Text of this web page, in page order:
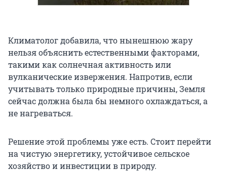
Климатолог добавила, что нынешнюю жару
нельзя объяснить естественными факторами,
такими как солнечная активность или
вулканические извержения. Напротив, если
учитывать только природные причины, Земля
сейчас должна была бы немного охлаждаться, а
не нагреваться.
Решение этой проблемы уже есть. Стоит перейти
на чистую энергетику, устойчивое сельское
хозяйство и инвестиции в природу.